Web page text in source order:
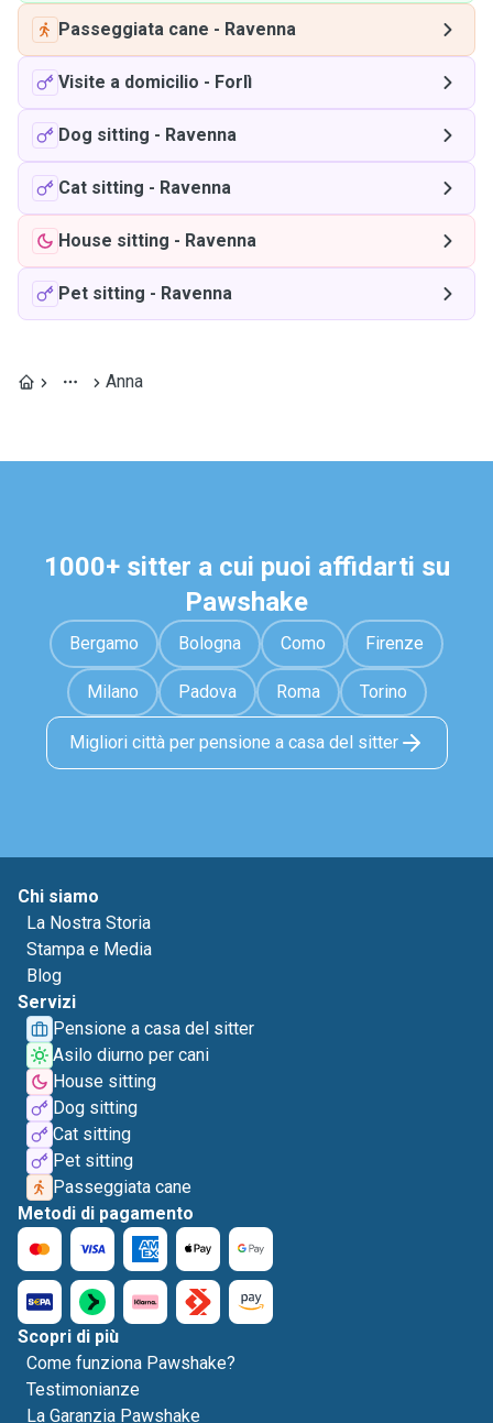
Passeggiata cane - Ravenna
Visite a domicilio - Forlì
Dog sitting - Ravenna
Cat sitting - Ravenna
House sitting - Ravenna
Pet sitting - Ravenna
Anna
1000+ sitter a cui puoi affidarti su
Pawshake
Bergamo Bologna Como Firenze
Milano Padova Roma Torino
Migliori città per pensione a casa del sitter
Chi siamo
La Nostra Storia
Stampa e Media
Blog
Servizi
Pensione a casa del sitter
Asilo diurno per cani
House sitting
Dog sitting
Cat sitting
Pet sitting
Passeggiata cane
Metodi di pagamento
Scopri di più
Come funziona Pawshake?
Testimonianze
La Garanzia Pawshake